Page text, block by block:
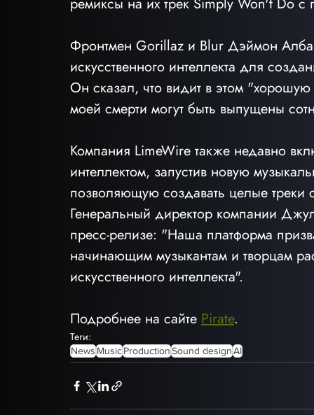
ремиксы на их трек Simply Won't Do с
Фронтмен Gorillaz и Blur Дэймон
искусственного интеллекта для
Он сказал, что видит в этом
моей смерти могут быть выпущены
Компания LimeWire также недавно
интеллектом, запустив новую
позволяющую создавать целые треки
Генеральный директор компании
пресс-релизе: "Наша платформа
начинающим музыкантам и творцам
искусственного интеллекта".
Подробнее на сайте Pirate.
Теги:
News MusicProductionSound designAI